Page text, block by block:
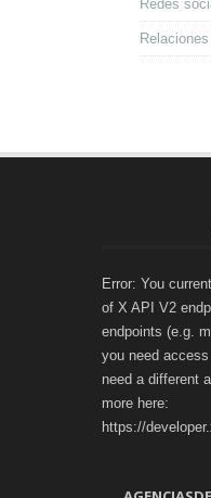
Redes
Error: You
of X API V2
endpoints (e.g.
you need
need a different
more here:
https://